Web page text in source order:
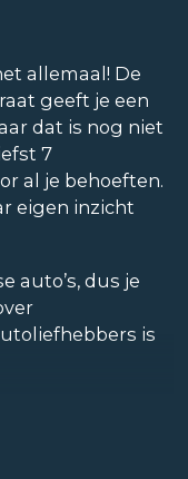
allemaal! De
geeft je een
dat is nog niet
7
al je behoeften.
eigen inzicht
auto’s, dus je
is